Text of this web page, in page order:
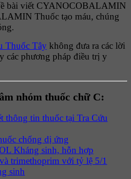
bài viết CYANOCOBALAMIN
Thuốc tạo máu, chúng
Thuốc Tây không đưa ra các lời
các phương pháp điều trị y
nhóm thuốc chữ C:
thông tin thuốc tại Tra Cứu
chống dị ứng
Kháng sinh, hỗn hợp
trimethoprim với tỷ lệ 5/1
sinh